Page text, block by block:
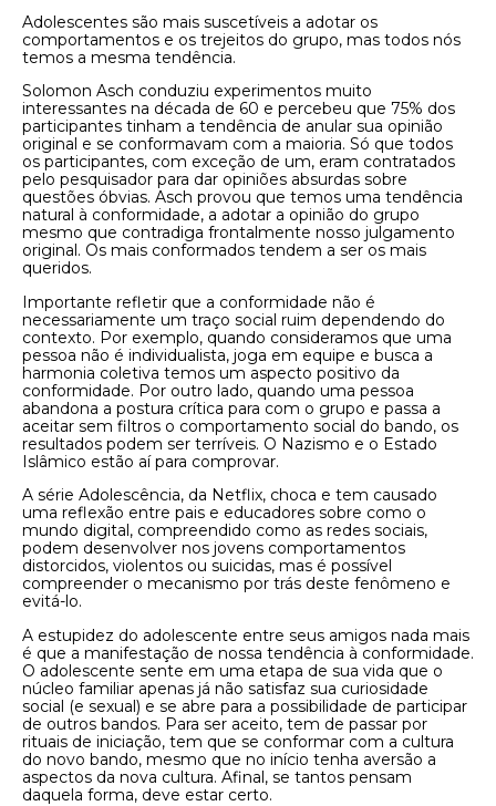
Adolescentes são mais suscetíveis a adotar os
comportamentos e os trejeitos do grupo, mas todos nós
temos a mesma tendência.
Solomon Asch conduziu experimentos muito
interessantes na década de 60 e percebeu que 75% dos
participantes tinham a tendência de anular sua opinião
original e se conformavam com a maioria. Só que todos
os participantes, com exceção de um, eram contratados
pelo pesquisador para dar opiniões absurdas sobre
questões óbvias. Asch provou que temos uma tendência
natural à conformidade, a adotar a opinião do grupo
mesmo que contradiga frontalmente nosso julgamento
original. Os mais conformados tendem a ser os mais
queridos.
Importante refletir que a conformidade não é
necessariamente um traço social ruim dependendo do
contexto. Por exemplo, quando consideramos que uma
pessoa não é individualista, joga em equipe e busca a
harmonia coletiva temos um aspecto positivo da
conformidade. Por outro lado, quando uma pessoa
abandona a postura crítica para com o grupo e passa a
aceitar sem filtros o comportamento social do bando, os
resultados podem ser terríveis. O Nazismo e o Estado
Islâmico estão aí para comprovar.
A série Adolescência, da Netflix, choca e tem causado
uma reflexão entre pais e educadores sobre como o
mundo digital, compreendido como as redes sociais,
podem desenvolver nos jovens comportamentos
distorcidos, violentos ou suicidas, mas é possível
compreender o mecanismo por trás deste fenômeno e
evitá-lo.
A estupidez do adolescente entre seus amigos nada mais
é que a manifestação de nossa tendência à conformidade.
O adolescente sente em uma etapa de sua vida que o
núcleo familiar apenas já não satisfaz sua curiosidade
social (e sexual) e se abre para a possibilidade de participar
de outros bandos. Para ser aceito, tem de passar por
rituais de iniciação, tem que se conformar com a cultura
do novo bando, mesmo que no início tenha aversão a
aspectos da nova cultura. Afinal, se tantos pensam
daquela forma, deve estar certo.